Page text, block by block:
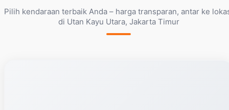
Pilih kendaraan terbaik Anda – harga transparan, antar ke
di Utan Kayu Utara, Jakarta Timur